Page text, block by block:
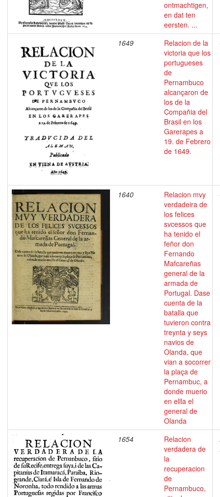
ontmachtigen,
en dat ten
eersten. ...
1649
Relacion de la
victoria que los
portugueses
de
Pernambuco
alcançaron de
los de la
Compañia del
Brasil en los
Garerapes a
19. de Febrero
de 1649.
1640
Relacion mvy
verdadeira de
los felices
svcessos que
ha tenido el
feñor don
Fernando
Mafcareñas
general de la
armada de
Portugal. Dase
cuenta de la
batalla que
tuvieron contra
treynta y seys
navios de
Olanda, que
vian a socorrer
la plaça de
Pernambuc, a
donde muerio
en ellla el
general de
Olanda
1654
Relacion
verdadera de
la
recuperacion
de
Pernambuco,